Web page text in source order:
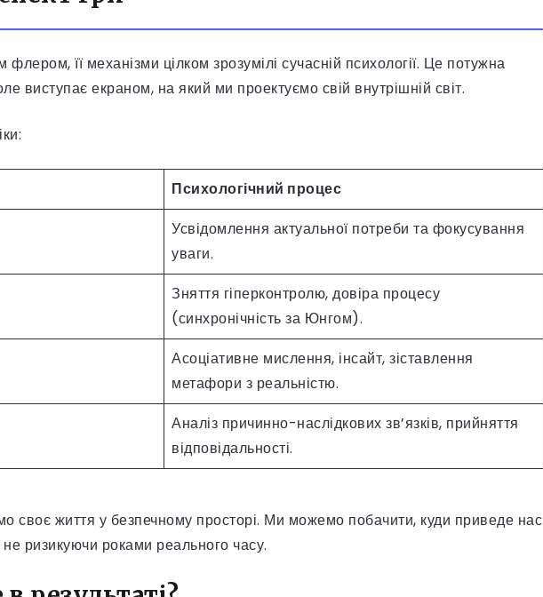
її механізми цілком зрозумілі сучасній психології. Це потужна
виступає екраном, на який ми проектуємо свій внутрішній світ.
Психологічний процес
Усвідомлення актуальної потреби та фокусування
уваги.
Зняття гіперконтролю, довіра процесу
(синхронічність за Юнгом).
Асоціативне мислення, інсайт, зіставлення
метафори з реальністю.
Аналіз причинно-наслідкових зв’язків, прийняття
відповідальності.
своє життя у безпечному просторі. Ми можемо побачити, куди приведе нас
не ризикуючи роками реального часу.